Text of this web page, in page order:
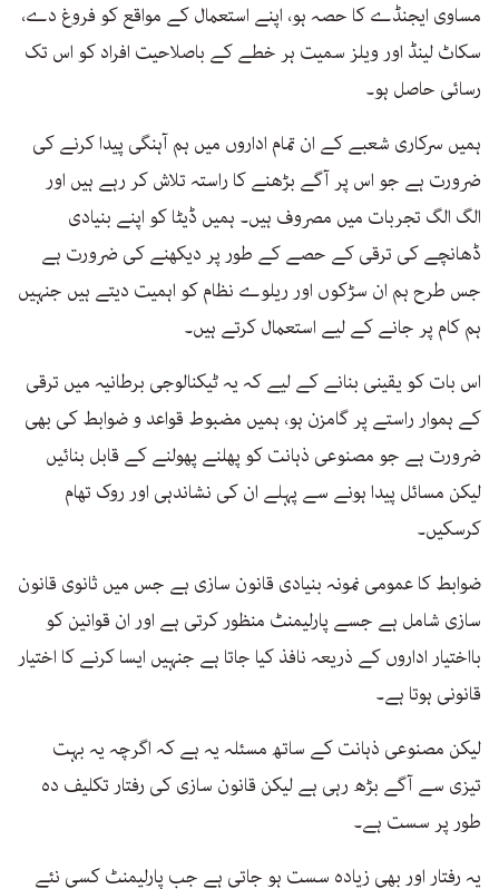
مساوی ایجنڈے کا حصہ ہو، اپنے استعمال کے مواقع کو فروغ دے،
سکاٹ لینڈ اور ویلز سمیت ہر خطے کے باصلاحیت افراد کو اس تک
رسائی حاصل ہو۔
ہمیں سرکاری شعبے کے ان تمام اداروں میں ہم آہنگی پیدا کرنے کی
ضرورت ہے جو اس پر آگے بڑھنے کا راستہ تلاش کر رہے ہیں اور
الگ الگ تجربات میں مصروف ہیں۔ ہمیں ڈیٹا کو اپنے بنیادی
ڈھانچے کی ترقی کے حصے کے طور پر دیکھنے کی ضرورت ہے
جس طرح ہم ان سڑکوں اور ریلوے نظام کو اہمیت دیتے ہیں جنہیں
ہم کام پر جانے کے لیے استعمال کرتے ہیں۔
اس بات کو یقینی بنانے کے لیے کہ یہ ٹیکنالوجی برطانیہ میں ترقی
کے ہموار راستے پر گامزن ہو، ہمیں مضبوط قواعد و ضوابط کی بھی
ضرورت ہے جو مصنوعی ذہانت کو پھلنے پھولنے کے قابل بنائیں
لیکن مسائل پیدا ہونے سے پہلے ان کی نشاندہی اور روک تھام
کرسکیں۔
ضوابط کا عمومی نمونہ بنیادی قانون سازی ہے جس میں ثانوی قانون
سازی شامل ہے جسے پارلیمنٹ منظور کرتی ہے اور ان قوانین کو
بااختیار اداروں کے ذریعہ نافذ کیا جاتا ہے جنہیں ایسا کرنے کا اختیار
قانونی ہوتا ہے۔
لیکن مصنوعی ذہانت کے ساتھ مسئلہ یہ ہے کہ اگرچہ یہ بہت
تیزی سے آگے بڑھ رہی ہے لیکن قانون سازی کی رفتار تکلیف دہ
طور پر سست ہے۔
یہ رفتار اور بھی زیادہ سست ہو جاتی ہے جب پارلیمنٹ کسی نئے